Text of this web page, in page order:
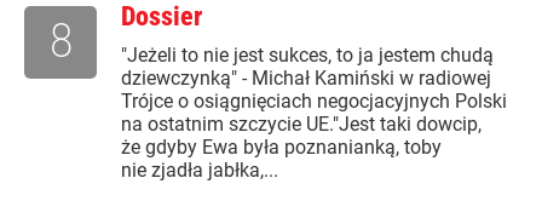
Dossier
"Jeżeli to nie jest sukces, to ja jestem chudą
dziewczynką" - Michał Kamiński w radiowej
Trójce o osiągnięciach negocjacyjnych Polski
na ostatnim szczycie UE."Jest taki dowcip,
że gdyby Ewa była poznanianką, toby
nie zjadła jabłka,...
8